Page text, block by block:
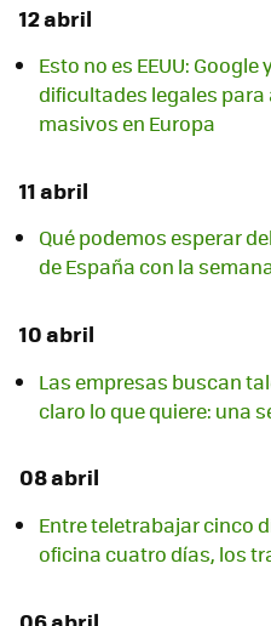
12 abril
Esto no es EEUU:
dificultades legales
masivos en Europa
11 abril
Qué podemos esperar
de España con la
10 abril
Las empresas buscan
claro lo que quiere: una
08 abril
Entre teletrabajar cinco
oficina cuatro días, los